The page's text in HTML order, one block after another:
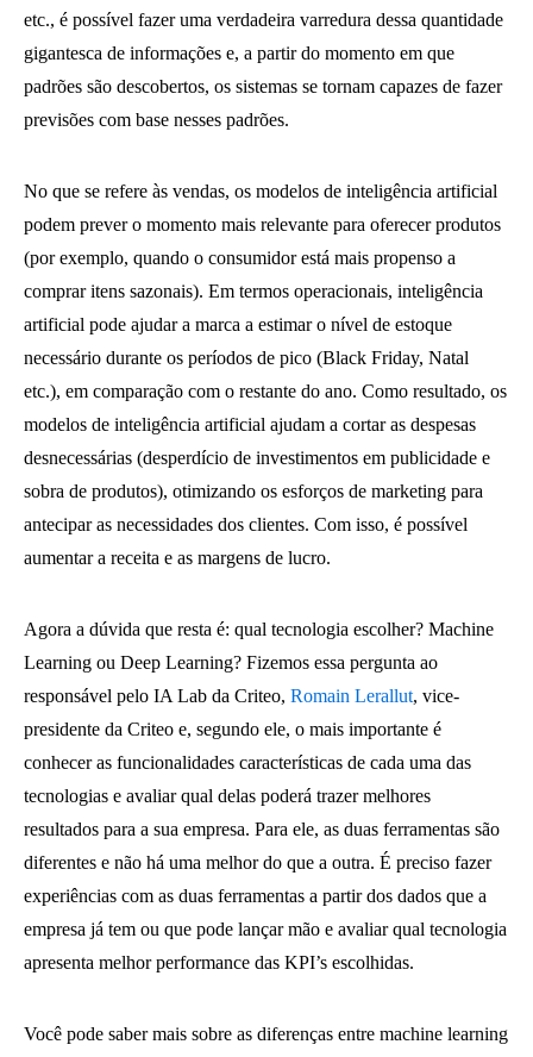
etc., é possível fazer uma verdadeira varredura dessa quantidade
gigantesca de informações e, a partir do momento em que
padrões são descobertos, os sistemas se tornam capazes de fazer
previsões com base nesses padrões.
No que se refere às vendas, os modelos de inteligência artificial
podem prever o momento mais relevante para oferecer produtos
(por exemplo, quando o consumidor está mais propenso a
comprar itens sazonais). Em termos operacionais, inteligência
artificial pode ajudar a marca a estimar o nível de estoque
necessário durante os períodos de pico (Black Friday, Natal
etc.), em comparação com o restante do ano. Como resultado, os
modelos de inteligência artificial ajudam a cortar as despesas
desnecessárias (desperdício de investimentos em publicidade e
sobra de produtos), otimizando os esforços de marketing para
antecipar as necessidades dos clientes. Com isso, é possível
aumentar a receita e as margens de lucro.
Agora a dúvida que resta é: qual tecnologia escolher? Machine
Learning ou Deep Learning? Fizemos essa pergunta ao
responsável pelo IA Lab da Criteo, Romain Lerallut, vice-
presidente da Criteo e, segundo ele, o mais importante é
conhecer as funcionalidades características de cada uma das
tecnologias e avaliar qual delas poderá trazer melhores
resultados para a sua empresa. Para ele, as duas ferramentas são
diferentes e não há uma melhor do que a outra. É preciso fazer
experiências com as duas ferramentas a partir dos dados que a
empresa já tem ou que pode lançar mão e avaliar qual tecnologia
apresenta melhor performance das KPI’s escolhidas.
Você pode saber mais sobre as diferenças entre machine learning